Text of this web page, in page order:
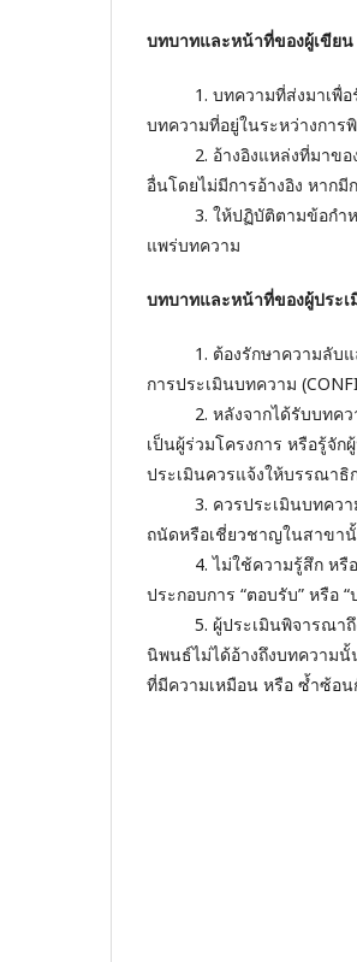
บทบาทและหน้าที่ของผู้เขี
1. บทความที่ส่งมาเพื่อรับ
บทความที่อยู่ในระหว่างกา
2. อ้างอิงแหล่งที่มาของข้
อื่นโดยไม่มีการอ้างอิง หาก
3. ให้ปฏิบัติตามข้อกำหนด
แพร่บทความ
บทบาทและหน้าที่ของผู้ประ
1. ต้องรักษาความลับและ
การประเมินบทความ
2. หลังจากได้รับบทความ
เป็นผู้ร่วมโครงการ หรือรู้จั
ประเมินควรแจ้งให้บรรณาธิ
3. ควรประเมินบทความ
ถนัดหรือเชี่ยวชาญในสาขา
4. ไม่ใช้ความรู้สึก หรือค
ประกอบการ “ตอบรับ” หรือ
5. ผู้ประเมินพิจารณาถึงก
นิพนธ์ไม่ได้อ้างถึงบทความ
ที่มีความเหมือน หรือ ซํ้าซ้อ